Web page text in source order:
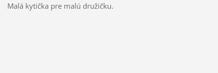
Malá kytička pre malú družičku.